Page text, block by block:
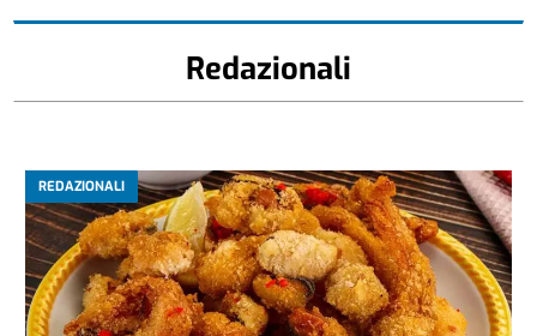
Redazionali
REDAZIONALI